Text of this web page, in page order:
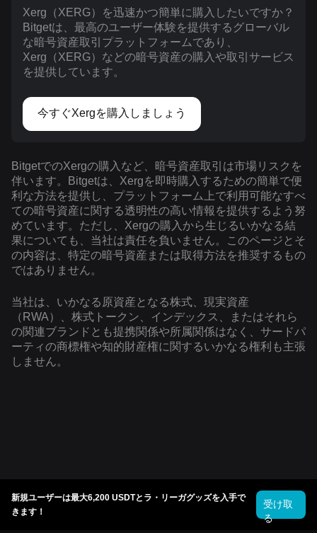
Xerg（XERG）を迅速かつ簡単に購入したいですか？
Bitgetは、最高のユーザー体験を提供するグローバル
な暗号資産取引プラットフォームであり、
Xerg（XERG）などの暗号資産の購入や取引サービス
を提供しています。
今すぐXergを購入しましょう
BitgetでのXergの購入など、暗号資産取引は市場リスクを
伴います。Bitgetは、Xergを即時購入するための簡単で便
利な方法を提供し、プラットフォーム上で利用可能なすべ
ての暗号資産に関する透明性の高い情報を提供するよう努
めています。ただし、Xergの購入から生じるいかなる結
果についても、当社は責任を負いません。このページとそ
の内容は、特定の暗号資産または取得方法を推奨するもの
ではありません。
当社は、いかなる原資産となる株式、現実資産
（RWA）、株式トークン、インデックス、またはそれら
の関連ブランドとも提携関係や所属関係はなく、サードパ
ーティの商標権や知的財産権に関するいかなる権利も主張
しません。
新規ユーザーは最大6,200 USDTとラ・リーガグッズを入手で
きます！
受け取
る